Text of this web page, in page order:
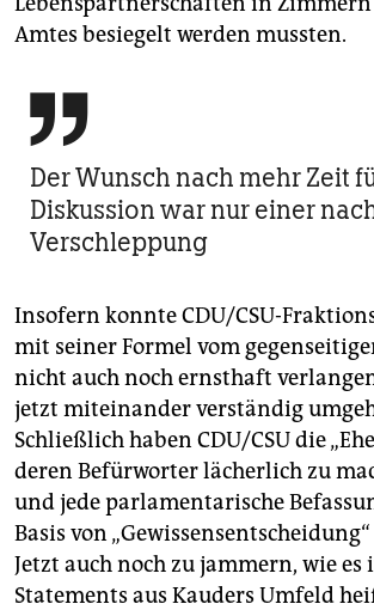
Amtes besiegelt werden mussten.

Der Wunsch nach mehr Zeit
Diskussion war nur einer
Verschleppung
Insofern konnte CDU/CSU-
mit seiner Formel vom
nicht auch noch ernsthaft
jetzt miteinander verständig
Schließlich haben CDU/CSU die
deren Befürworter lächerlich zu
und jede parlamentarische
Basis von
Jetzt auch noch zu jammern, wie es
Statements aus Kauders Umfeld